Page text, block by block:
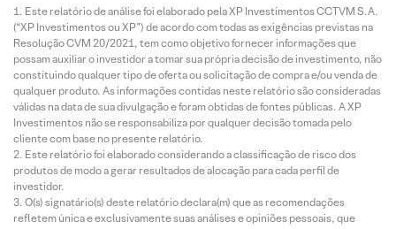
Este relatório de análise foi elaborado pela XP Investimentos CCTVM S.A.
(“XP Investimentos ou XP”) de acordo com todas as exigências previstas na
Resolução CVM 20/2021, tem como objetivo fornecer informações que
possam auxiliar o investidor a tomar sua própria decisão de investimento, não
constituindo qualquer tipo de oferta ou solicitação de compra e/ou venda de
qualquer produto. As informações contidas neste relatório são consideradas
válidas na data de sua divulgação e foram obtidas de fontes públicas. A XP
Investimentos não se responsabiliza por qualquer decisão tomada pelo
cliente com base no presente relatório.
Este relatório foi elaborado considerando a classificação de risco dos
produtos de modo a gerar resultados de alocação para cada perfil de
investidor.
O(s) signatário(s) deste relatório declara(m) que as recomendações
refletem única e exclusivamente suas análises e opiniões pessoais, que